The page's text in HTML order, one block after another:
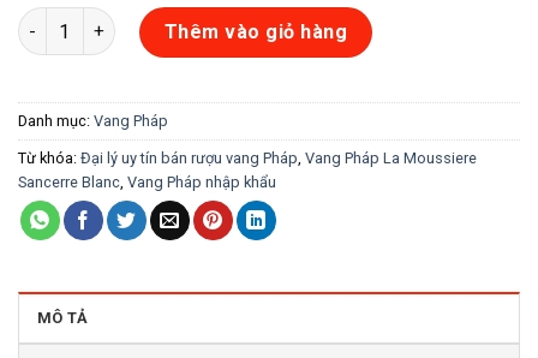
Vang Pháp La Moussiere Sancerre Blanc số lượng
Thêm vào giỏ hàng
Danh mục: Vang Pháp
Từ khóa: Đại lý uy tín bán rượu vang Pháp Vang Pháp La Moussiere
Sancerre Blanc Vang Pháp nhập khẩu
MÔ TẢ